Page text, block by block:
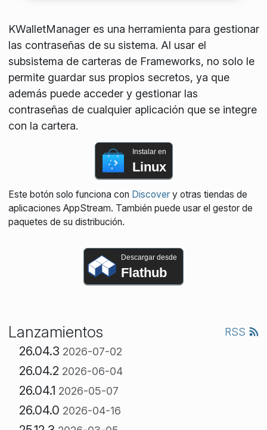
KWalletManager es una herramienta para gestionar
las contraseñas de su sistema. Al usar el
subsistema de carteras de Frameworks, no solo le
permite guardar sus propios secretos, ya que
además puede acceder y gestionar las
contraseñas de cualquier aplicación que se integre
con la cartera.
Instalar en
Linux
Este botón solo funciona con Discovery otras tiendas de
aplicaciones AppStream. También puede usar el gestor de
paquetes de su distribución.
Descargar desde
Flathub
Lanzamientos RSS
26.04.3 2026-07-02
26.04.2 2026-06-04
26.04.1 2026-05-07
26.04.0 2026-04-16